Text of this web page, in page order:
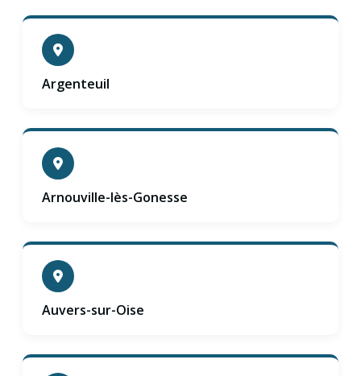
Argenteuil
Arnouville-lès-Gonesse
Auvers-sur-Oise